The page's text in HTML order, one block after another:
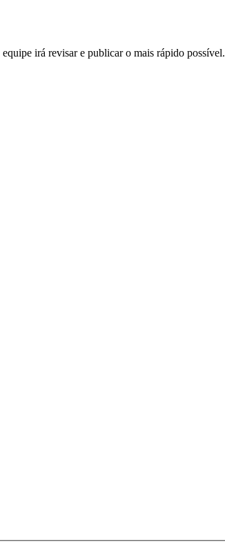
irá revisar e publicar o mais rápido possível.